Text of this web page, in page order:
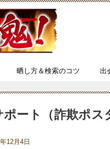
晒し方＆検索のコツ 出
ート（詐欺ポス
12月4日